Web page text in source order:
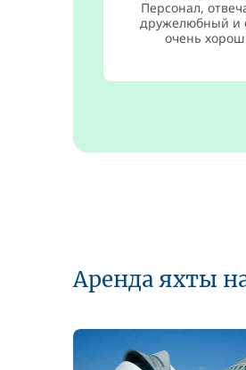
Персонал,
дружелюбный и
очень
Аренда яхты